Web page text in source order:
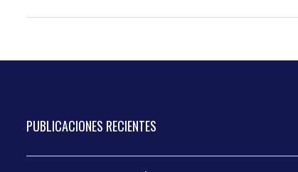
PUBLICACIONES RECIENTES